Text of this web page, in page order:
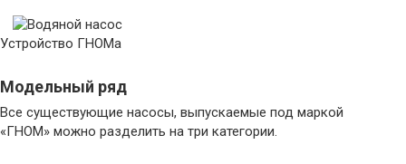
Устройство ГНОМа
Модельный ряд
Все существующие насосы, выпускаемые под маркой
«ГНОМ» можно разделить на три категории.